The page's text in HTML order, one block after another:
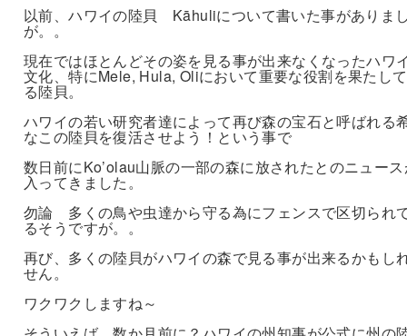
以前、ハワイの陸貝 Kāhuliについて書いた事がありま
が。。
現在ではほとんどその姿を見る事が出来なくなったハワ
文化、特にMele, Hula, Oliにおいて重要な役割を果たし
る陸貝。
ハワイの若い研究者達によって再び森の宝石と呼ばれる
なこの陸貝を復活させよう！という事で
数日前にKo’olau山脈の一部の森に放されたとのニュー
入ってきました。
勿論 多くの鳥や虫達から守る為にフェンスで区切られ
るそうですが。。
再び、多くの陸貝がハワイの森で見る事が出来るかもし
せん。
ワクワクしますね～